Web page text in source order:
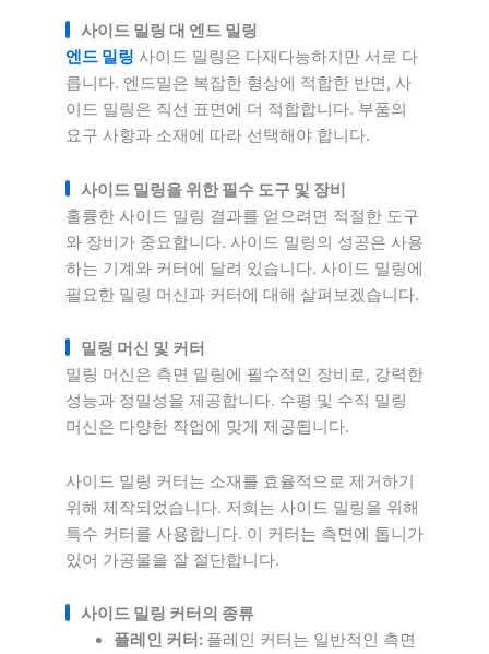
사이드 밀링 대 엔드 밀링
엔드 밀링 사이드 밀링은 다재다능하지만 서로 다
릅니다. 엔드밀은 복잡한 형상에 적합한 반면, 사
이드 밀링은 직선 표면에 더 적합합니다. 부품의
요구 사항과 소재에 따라 선택해야 합니다.
사이드 밀링을 위한 필수 도구 및 장비
훌륭한 사이드 밀링 결과를 얻으려면 적절한 도구
와 장비가 중요합니다. 사이드 밀링의 성공은 사용
하는 기계와 커터에 달려 있습니다. 사이드 밀링에
필요한 밀링 머신과 커터에 대해 살펴보겠습니다.
밀링 머신 및 커터
밀링 머신은 측면 밀링에 필수적인 장비로, 강력한
성능과 정밀성을 제공합니다. 수평 및 수직 밀링
머신은 다양한 작업에 맞게 제공됩니다.
사이드 밀링 커터는 소재를 효율적으로 제거하기
위해 제작되었습니다. 저희는 사이드 밀링을 위해
특수 커터를 사용합니다. 이 커터는 측면에 톱니가
있어 가공물을 잘 절단합니다.
사이드 밀링 커터의 종류
플레인 커터: 플레인 커터는 일반적인 측면